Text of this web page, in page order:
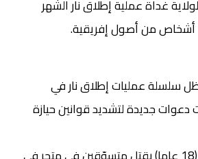
غداة عملية إطلاق نار الشهر
من أصول إفريقية.
سلسلة عمليات إطلاق نار في
دعوات جديدة لتشديد قوانين حيازة